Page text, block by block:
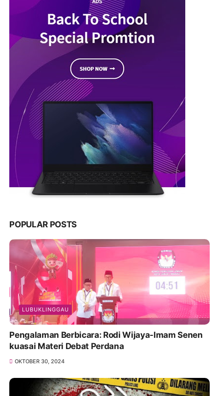
POPULAR POSTS
LUBUKLINGGAU
Pengalaman Berbicara: Rodi Wijaya-Imam Senen
kuasai Materi Debat Perdana
OKTOBER 30, 2024